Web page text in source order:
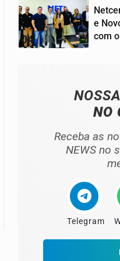
04
e
com
NO
Receba as
NEWS no
Telegram